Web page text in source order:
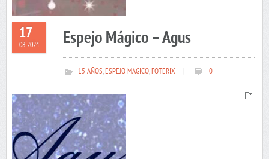
17
08 2024 Espejo Mágico – Agus
15 AÑOS,ESPEJO MAGICO,FOTERIX 0